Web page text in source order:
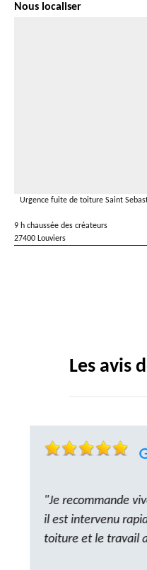
Nous localiser
Urgence fuite de toiture Saint
9 h chaussée des créateurs
27400 Louviers
Les avis
"Je recommande
il est intervenu
toiture et le travail